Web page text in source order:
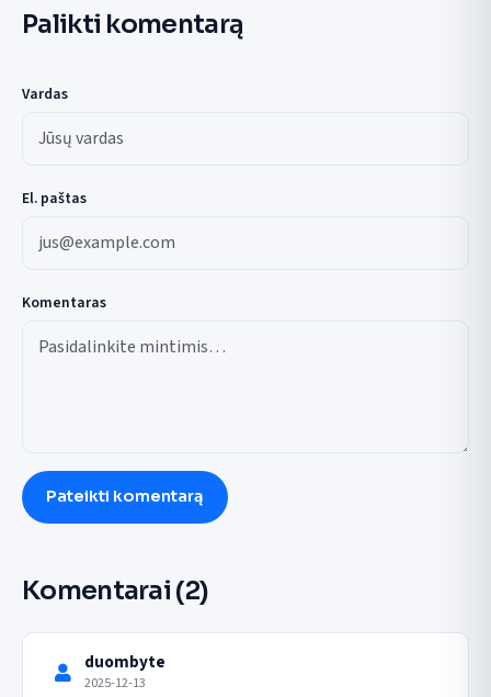
Palikti komentarą
Vardas
El. paštas
Komentaras
Pateikti komentarą
Komentarai (2)
duombyte
2025-12-13